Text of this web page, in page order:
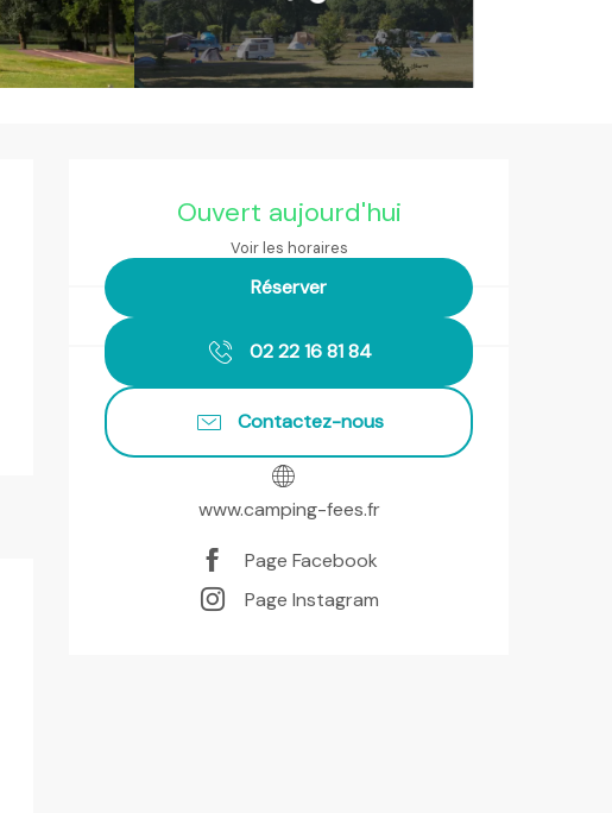
Ouvert aujourd'hui
Voir les horaires
Réserver
02 22 16 81 84
Contactez-nous
www.camping-fees.fr
Page Facebook
Page Instagram